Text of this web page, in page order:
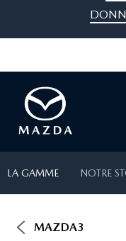
LA GAMME NOTRE
MAZDA3